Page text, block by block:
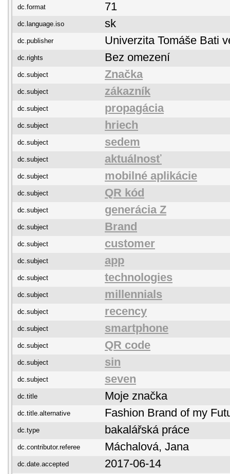
dc.format 71
dc.language.iso sk
dc.publisher Univerzita Tomáše Bati
dc.rights Bez omezení
dc.subject Značka
dc.subject zákazník
dc.subject propagácia
dc.subject hriech
dc.subject sedem
dc.subject aktuálnosť
dc.subject mobilné aplikácie
dc.subject QR kód
dc.subject generácia Z
dc.subject Brand
dc.subject customer
dc.subject app
dc.subject technologies
dc.subject millennials
dc.subject recency
dc.subject smartphone
dc.subject QR code
dc.subject sin
dc.subject seven
dc.title Moje značka
dc.title.alternative Fashion Brand of my
dc.type bakalářská práce
dc.contributor.referee Máchalová, Jana
dc.date.accepted 2017-06-14